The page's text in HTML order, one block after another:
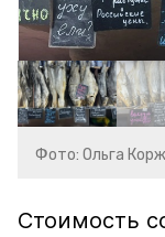
Фото: Ольга
Стоимость